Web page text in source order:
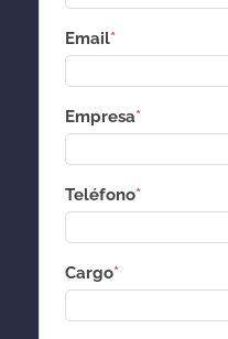
Email*
Empresa*
Teléfono*
Cargo*